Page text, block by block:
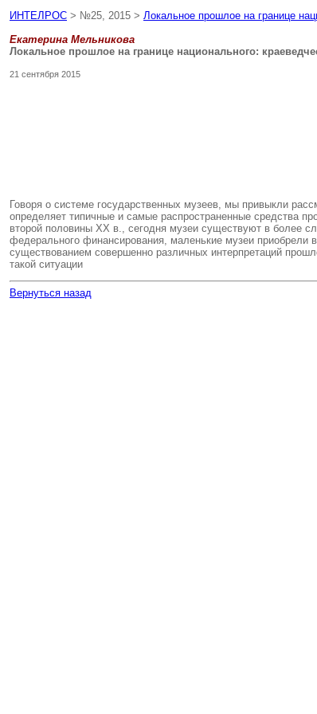
ИНТЕЛРОС > №25, 2015 > Локальное прошлое на границе
Екатерина Мельникова
Локальное прошлое на границе национального:
21 сентября 2015
Говоря о системе государственных музеев, мы привыкли
определяет типичные и самые распространенные средства
второй половины XX в., сегодня музеи существуют в более
федерального финансирования, маленькие музеи приобрели
существованием совершенно различных интерпретаций
такой ситуации
Вернуться назад